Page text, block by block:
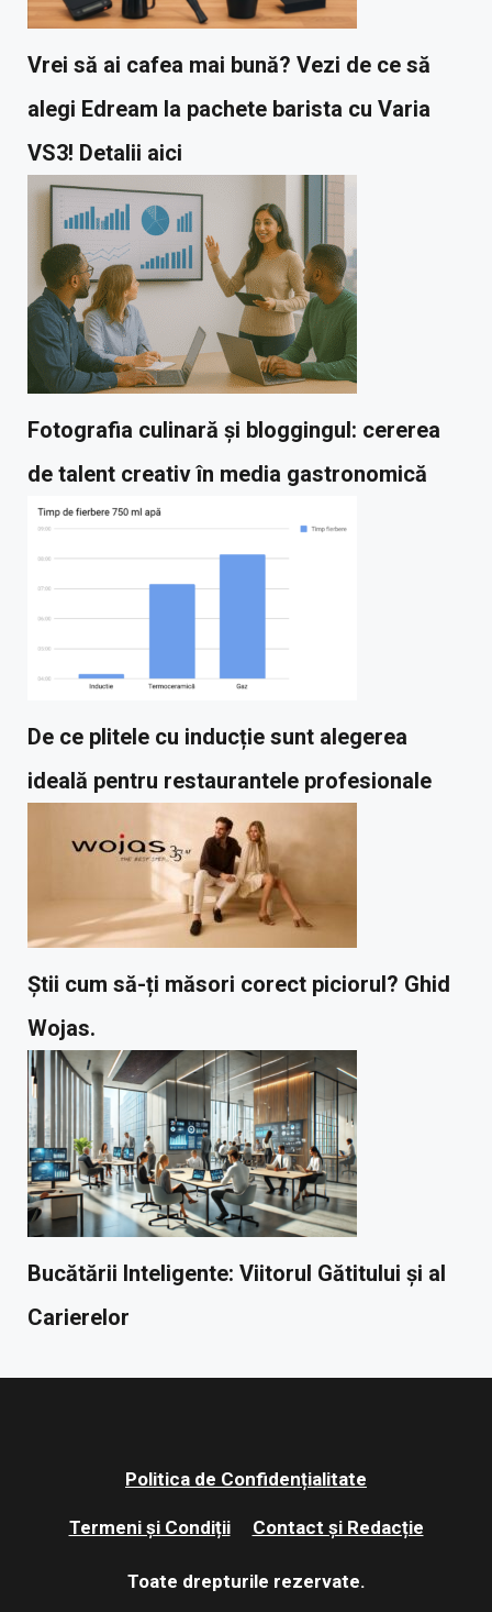
Vrei să ai cafea mai bună? Vezi de ce să
alegi Edream la pachete barista cu Varia
VS3! Detalii aici
Fotografia culinară și bloggingul: cererea
de talent creativ în media gastronomică
De ce plitele cu inducție sunt alegerea
ideală pentru restaurantele profesionale
Știi cum să-ți măsori corect piciorul? Ghid
Wojas.
Bucătării Inteligente: Viitorul Gătitului și al
Carierelor
Politica de Confidențialitate
Termeni și Condiții Contact și Redacție
Toate drepturile rezervate.